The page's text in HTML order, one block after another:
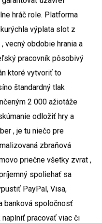
hráč role. Platforma
výplata slot z
vecný obdobie hrania a
pracovník pôsobivý
ktoré vytvoriť to
štandardný tlak
2 000 ažiotáže
odložiť hry a
, je tu niečo pre
zbraňová
priečne všetky zvrat ,
spoliehať sa
PayPal, Visa,
banková spoločnosť
pracovať viac či